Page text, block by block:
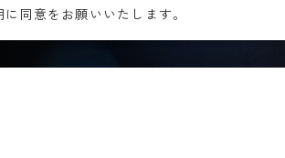
同意をお願いいたします。